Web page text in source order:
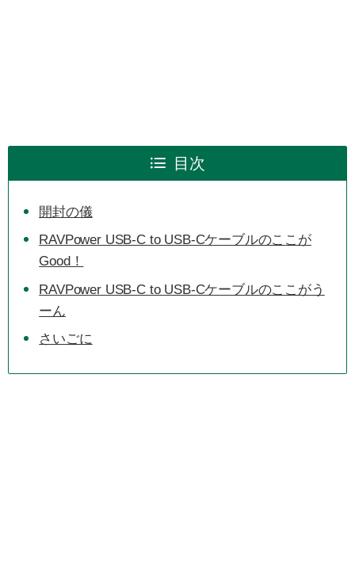
目次
開封の儀
RAVPower USB-C to USB-Cケーブルのここが
Good！
RAVPower USB-C to USB-Cケーブルのここがう
ーん
さいごに